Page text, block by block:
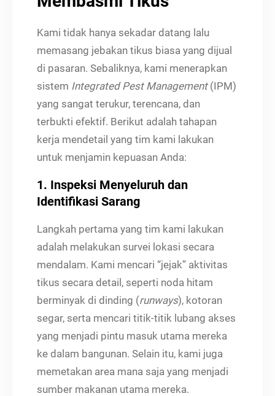
Kami tidak hanya sekadar datang lalu
memasang jebakan tikus biasa yang dijual
di pasaran. Sebaliknya, kami menerapkan
sistem Integrated Pest Management(IPM)
yang sangat terukur, terencana, dan
terbukti efektif. Berikut adalah tahapan
kerja mendetail yang tim kami lakukan
untuk menjamin kepuasan Anda:
1. Inspeksi Menyeluruh dan
Identifikasi Sarang
Langkah pertama yang tim kami lakukan
adalah melakukan survei lokasi secara
mendalam. Kami mencari “jejak” aktivitas
tikus secara detail, seperti noda hitam
berminyak di dinding (runways), kotoran
segar, serta mencari titik-titik lubang akses
yang menjadi pintu masuk utama mereka
ke dalam bangunan. Selain itu, kami juga
memetakan area mana saja yang menjadi
sumber makanan utama mereka.